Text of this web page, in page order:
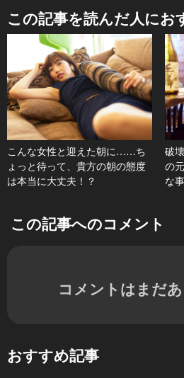
この記事を読んだ人にお
こんな女性と迎えた朝に……ち
ょっと待って、貴方の朝の態度
は本当に大丈夫！？
破
の
な
この記事へのコメント
コメントはまだあ
おすすめ記事